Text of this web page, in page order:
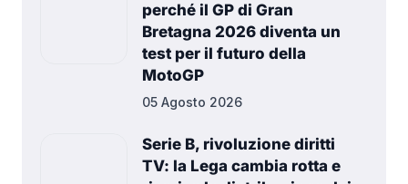
perché il GP di Gran
Bretagna 2026 diventa un
test per il futuro della
MotoGP
05 Agosto 2026
Serie B, rivoluzione diritti
TV: la Lega cambia rotta e